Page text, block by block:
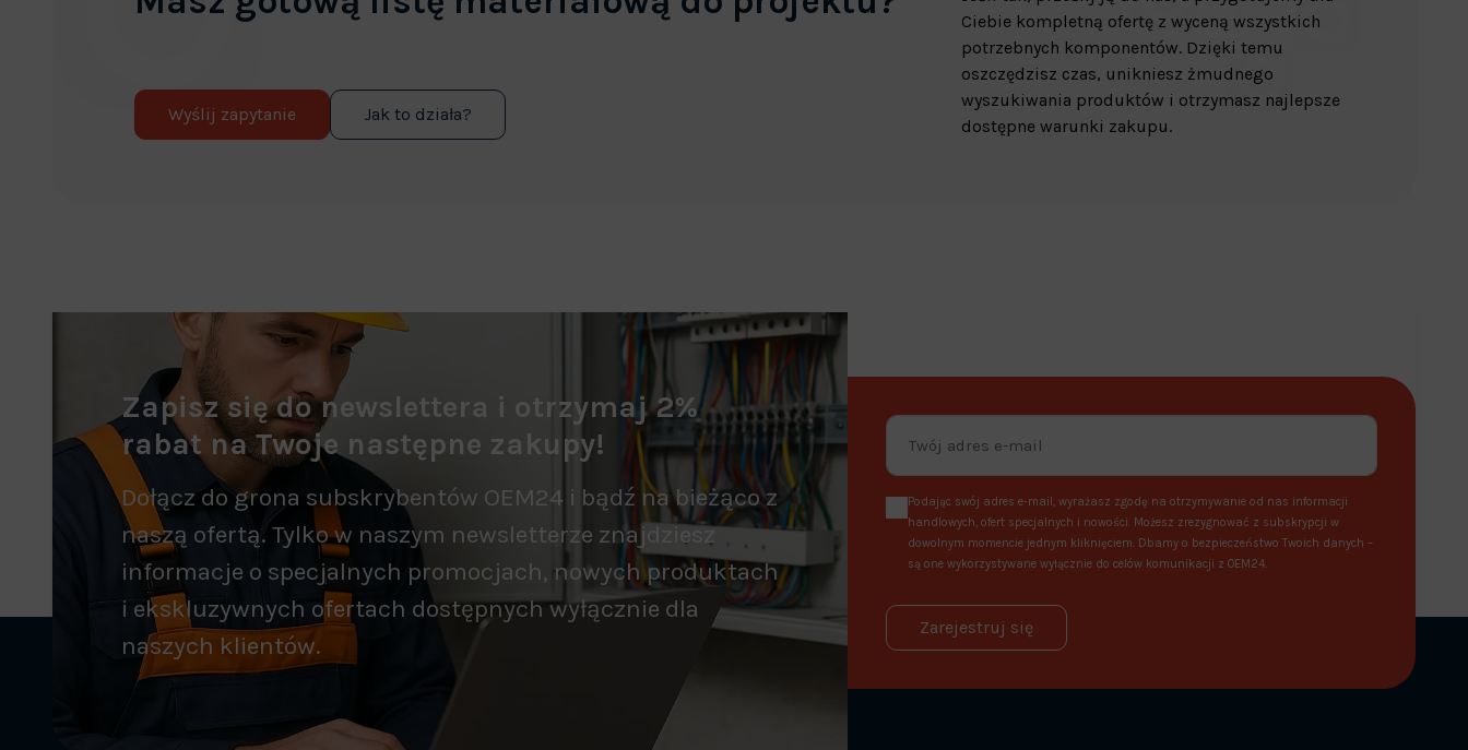
Wyślij zapytanie Jak to działa?
Ciebie kompletną ofertę z wyceną wszystkich
potrzebnych komponentów. Dzięki temu
oszczędzisz czas, unikniesz żmudnego
wyszukiwania produktów i otrzymasz najlepsze
dostępne warunki zakupu.
Zapisz się do newslettera i otrzymaj 2%
rabat na Twoje następne zakupy!
Dołącz do grona subskrybentów OEM24 i bądź na bieżąco z
naszą ofertą. Tylko w naszym newsletterze znajdziesz
informacje o specjalnych promocjach, nowych produktach
i ekskluzywnych ofertach dostępnych wyłącznie dla
naszych klientów.
Podając swój adres e-mail, wyrażasz zgodę na otrzymywanie od nas informacji
handlowych, ofert specjalnych i nowości. Możesz zrezygnować z subskrypcji w
dowolnym momencie jednym kliknięciem. Dbamy o bezpieczeństwo Twoich danych –
są one wykorzystywane wyłącznie do celów komunikacji z OEM24.
Zarejestruj się